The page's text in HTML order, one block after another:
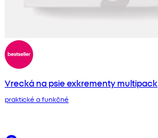
Vrecká na psie exkrementy multipack
praktické a funkčné